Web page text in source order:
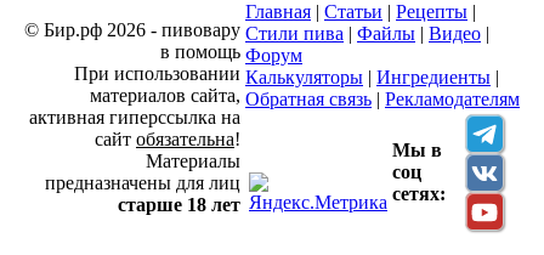
© Бир.рф 2026 - пивовару
в помощь
При использовании
материалов сайта,
активная гиперссылка на
сайт обязательна!
Материалы
предназначены для лиц
старше 18 лет
Главная | Статьи | Рецепты |
Стили пива | Файлы | Видео |
Форум
Калькуляторы | Ингредиенты |
Обратная связь | Рекламодателям
Мы в
соц
сетях: